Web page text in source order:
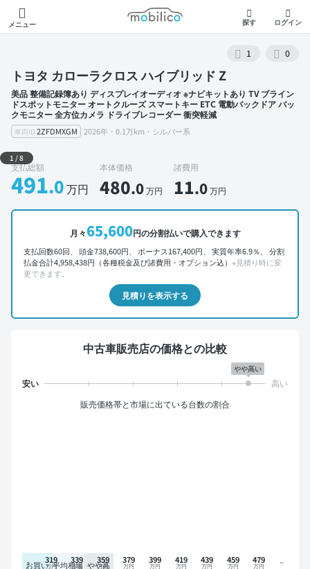
メニュー
モビリコ
探す ログイン
1 0
トヨタ カローラクロス ハイブリッド Z
美品 整備記録簿あり ディスプレイオーディオ ※ナビキットあり TV ブライン
ドスポットモニター オートクルーズ スマートキー ETC 電動バックドア バッ
クモニター 全方位カメラ ドライブレコーダー 衝突軽減
車両ID 2ZFDMXGM 2026年・0.1万km・シルバー系
外装 左前
1 /8
支払総額
491.0万円
本体価格
480.0万円
諸費用
11.0万円
月々65,600円の分割払いで購入できます
支払回数60回、 頭金738,600円、 ボーナス167,400円、 実質年率6.9％、 分割
払金合計4,958,438円（各種税金及び諸費用・オプション込） ※見積り時に変
更できます。
見積りを表示する
中古車販売店の価格との比較
やや高い
販売価格帯と市場に出ている台数の割合
お買い 平均相場 やや高
319 339 359 379 399 419 439 459 479